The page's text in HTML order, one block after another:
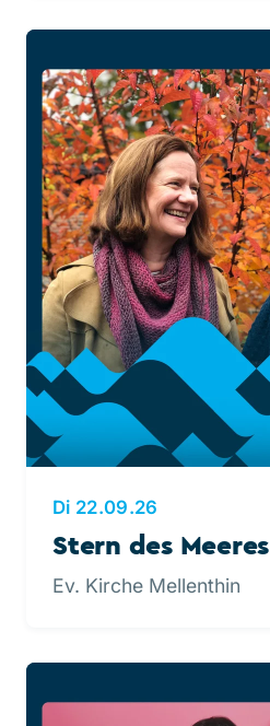
Di 22.09.26
Stern des Meeres
Ev. Kirche Mellenthin